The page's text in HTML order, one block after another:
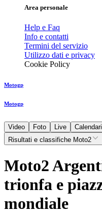
Area personale
Help e Faq
Info e contatti
Termini del servizio
Utilizzo dati e privacy
Cookie Policy
Motogp
Motogp
Video Foto Live
Risultati e classifiche Moto2
Moto2
trionfa e
mondiale